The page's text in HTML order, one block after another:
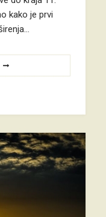
kako je prvi